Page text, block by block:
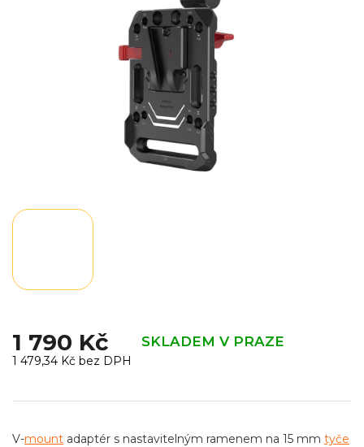
1 790 Kč SKLADEM V PRAZE
1 479,34 Kč bez DPH
cena:
V-mount adaptér s nastavitelným ramenem na 15 mm tyče